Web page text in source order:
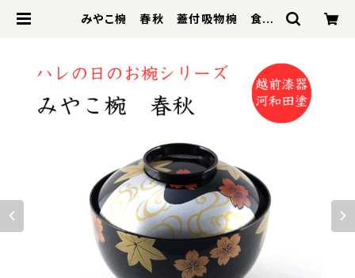
みやこ椀 春秋 蓋付吸物椀 食洗